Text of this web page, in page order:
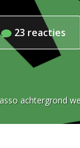
23 reacties
achtergrond